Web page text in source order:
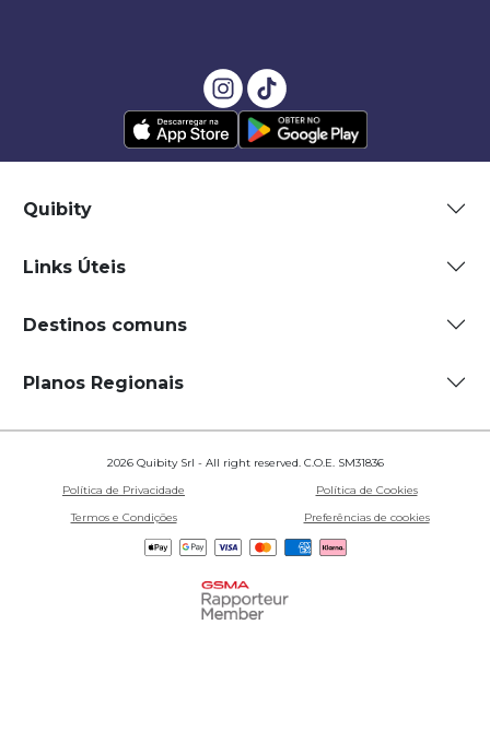
Quibity
Links Úteis
Destinos comuns
Planos Regionais
2026 Quibity Srl - All right reserved. C.O.E. SM31836
Política de Privacidade
Política de Cookies
Termos e Condições
Preferências de cookies